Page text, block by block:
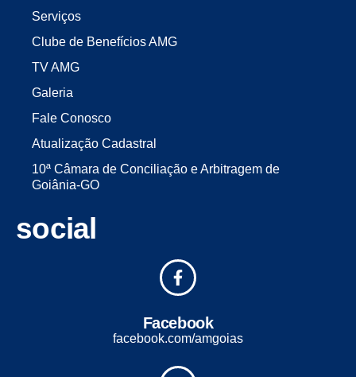
Serviços
Clube de Benefícios AMG
TV AMG
Galeria
Fale Conosco
Atualização Cadastral
10ª Câmara de Conciliação e Arbitragem de
Goiânia-GO
social
Facebook
facebook.com/amgoias